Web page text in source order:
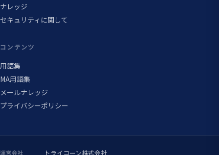
ナレッジ
セキュリティに関して
コンテンツ
用語集
MA用語集
メールナレッジ
プライバシーポリシー
運営会社 トライコーン株式会社